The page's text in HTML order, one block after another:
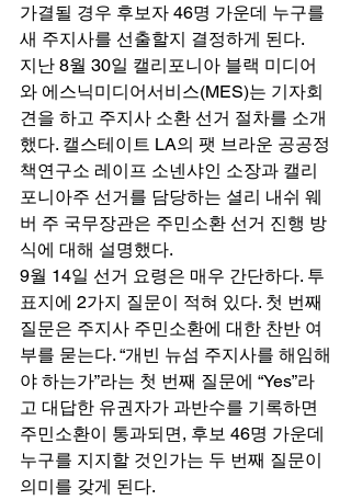
가결될 경우 후보자 46명 가운데 누구를
새 주지사를 선출할지 결정하게 된다.
지난 8월 30일 캘리포니아 블랙 미디어
와 에스닉미디어서비스(MES)는 기자회
견을 하고 주지사 소환 선거 절차를 소개
했다. 캘스테이트 LA의 팻 브라운 공공정
책연구소 레이프 소넨샤인 소장과 캘리
포니아주 선거를 담당하는 셜리 내쉬 웨
버 주 국무장관은 주민소환 선거 진행 방
식에 대해 설명했다.
9월 14일 선거 요령은 매우 간단하다. 투
표지에 2가지 질문이 적혀 있다. 첫 번째
질문은 주지사 주민소환에 대한 찬반 여
부를 묻는다. “개빈 뉴섬 주지사를 해임해
야 하는가”라는 첫 번째 질문에 “Yes”라
고 대답한 유권자가 과반수를 기록하면
주민소환이 통과되면, 후보 46명 가운데
누구를 지지할 것인가는 두 번째 질문이
의미를 갖게 된다.